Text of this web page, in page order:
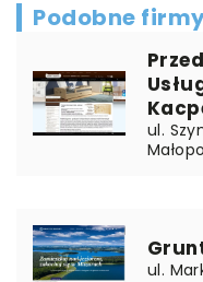
Podobne
ul.
ul.